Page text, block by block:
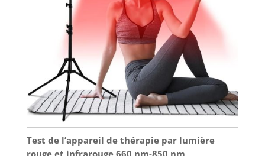
Test de l’appareil de thérapie par lumière
rouge et infrarouge 660 nm-850 nm